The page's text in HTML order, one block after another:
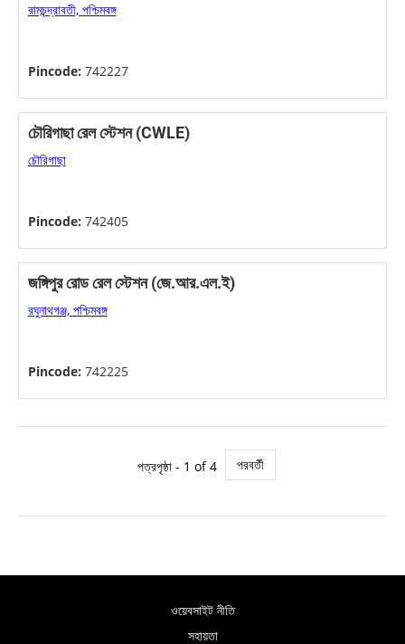
রামচন্দ্রাবতী, পশ্চিমবঙ্গ
Pincode: 742227
চৌরিগাছা রেল স্টেশন (CWLE)
চৌরিগাছা
Pincode: 742405
জঙ্গিপুর রোড রেল স্টেশন (জে.আর.এল.ই)
রঘুনাথগঞ্জ, পশ্চিমবঙ্গ
Pincode: 742225
পত্রপৃষ্ঠা - 1 of 4 পরবর্তী
ওয়েবসাইট নীতি
সহায়তা